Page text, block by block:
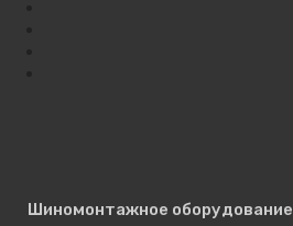
Шиномонтажное оборудование
Поиск по сайту